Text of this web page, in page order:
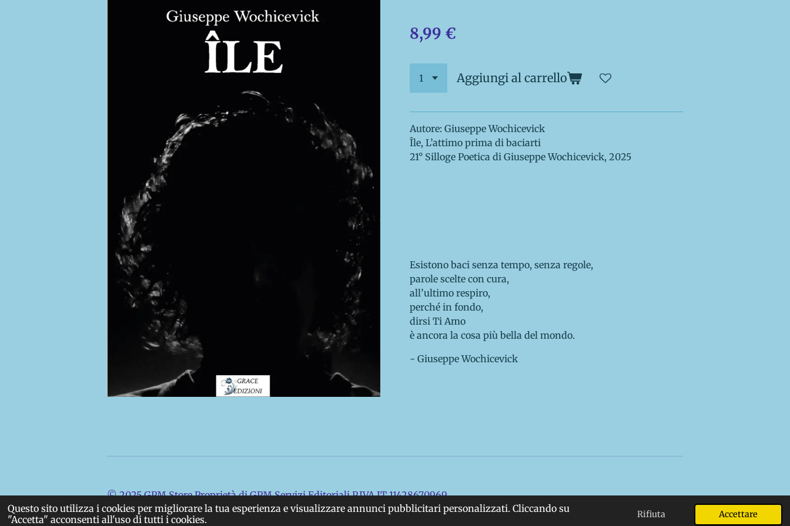
Questo sito utilizza i cookies per migliorare la tua esperienza e visualizzare annunci pubblicitari personalizzati. Cliccando su
"Accetta" acconsenti all'uso di tutti i cookies.
Rifiuta Accettare
8,99 €
Aggiungi al carrello
Autore: Giuseppe Wochicevick
Île, L’attimo prima di baciarti
21° Silloge Poetica di Giuseppe Wochicevick, 2025
Esistono baci senza tempo, senza regole,
parole scelte con cura,
all’ultimo respiro,
perché in fondo,
dirsi Ti Amo
è ancora la cosa più bella del mondo.
- Giuseppe Wochicevick
© 2025 GPM Store Proprietà di GPM Servizi Editoriali P.IVA IT 11428670969